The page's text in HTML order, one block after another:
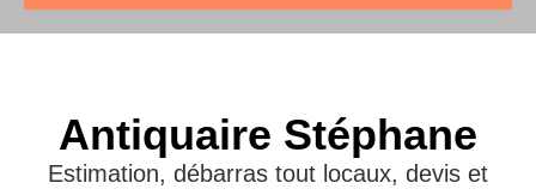
Antiquaire Stéphane
Estimation, débarras tout locaux, devis et